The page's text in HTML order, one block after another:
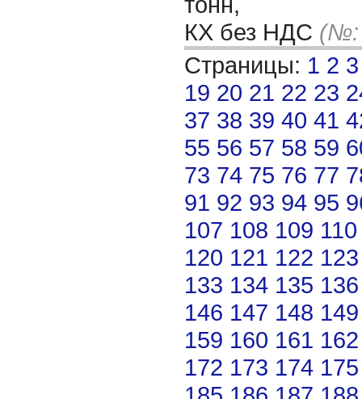
КХ без НДС (№:
Страницы: 1 2 3
19 20 21 22 23
37 38 39 40 41
55 56 57 58 59
73 74 75 76 77
91 92 93 94 95
107 108 109 110
120 121 122 123
133 134 135 136
146 147 148 149
159 160 161 162
172 173 174 175